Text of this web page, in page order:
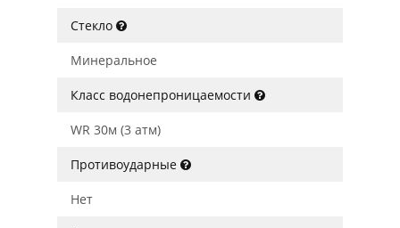
Стекло
Минеральное
Класс водонепроницаемости
WR 30м (3 атм)
Противоударные
Нет